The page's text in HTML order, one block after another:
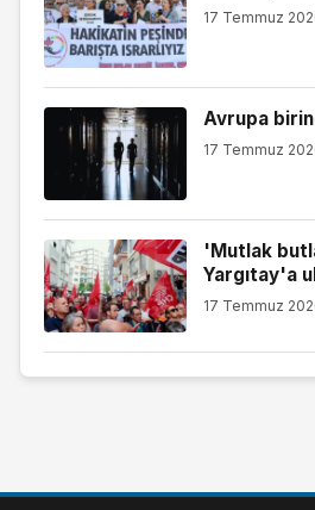
17 Temmuz
Avrupa
17 Temmuz
'Mutlak
Yargıtay'a
17 Temmuz